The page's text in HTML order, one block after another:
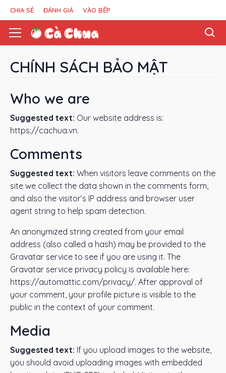
CHIA SẺ ĐÁNH GIÁ VÀO BẾP
CHÍNH SÁCH BẢO MẬT
Who we are
Suggested text: Our website address is:
https://cachua.vn.
Comments
Suggested text: When visitors leave comments on the
site we collect the data shown in the comments form,
and also the visitor’s IP address and browser user
agent string to help spam detection.
An anonymized string created from your email
address (also called a hash) may be provided to the
Gravatar service to see if you are using it. The
Gravatar service privacy policy is available here:
https://automattic.com/privacy/. After approval of
your comment, your profile picture is visible to the
public in the context of your comment.
Media
Suggested text: If you upload images to the website,
you should avoid uploading images with embedded